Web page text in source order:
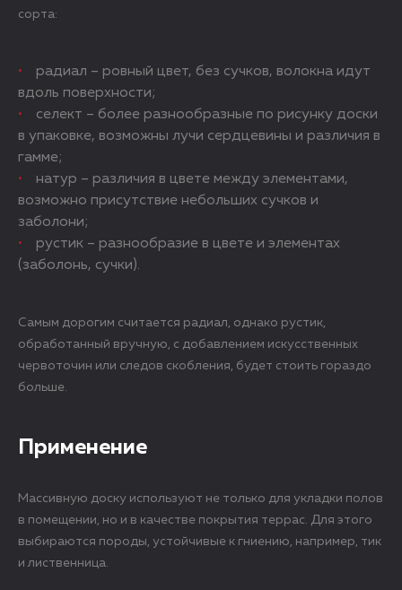
сорта:
радиал – ровный цвет, без сучков, волокна идут
вдоль поверхности;
селект – более разнообразные по рисунку доски
в упаковке, возможны лучи сердцевины и различия в
гамме;
натур – различия в цвете между элементами,
возможно присутствие небольших сучков и
заболони;
рустик – разнообразие в цвете и элементах
(заболонь, сучки).
Самым дорогим считается радиал, однако рустик,
обработанный вручную, с добавлением искусственных
червоточин или следов скобления, будет стоить гораздо
больше.
Применение
Массивную доску используют не только для укладки полов
в помещении, но и в качестве покрытия террас. Для этого
выбираются породы, устойчивые к гниению, например, тик
и лиственница.